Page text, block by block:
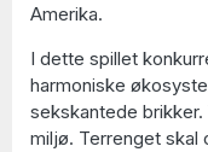
Amerika.
I dette spillet
harmoniske
sekskantede
miljø. Terrenget skal